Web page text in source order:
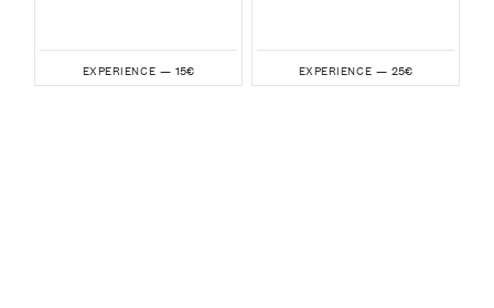
EXPERIENCE — 15€ EXPERIENCE — 25€